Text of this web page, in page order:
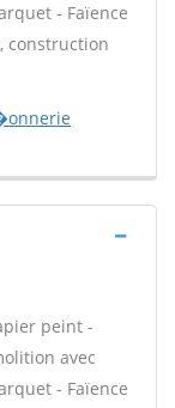
- Faïence
construction
peint -
avec
- Faïence